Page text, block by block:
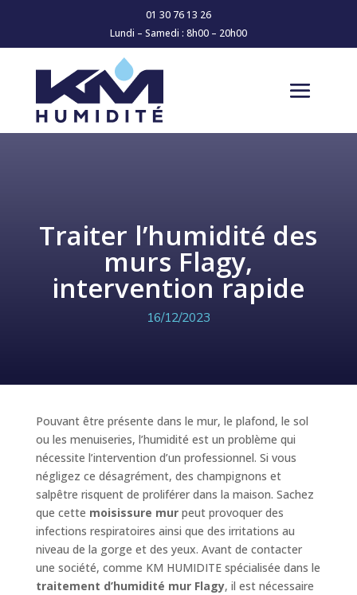
01 30 76 13 26
Lundi – Samedi : 8h00 – 20h00
Traiter l’humidité des
murs Flagy,
intervention rapide
16/12/2023
Pouvant être présente dans le mur, le plafond, le sol
ou les menuiseries, l’humidité est un problème qui
nécessite l’intervention d’un professionnel. Si vous
négligez ce désagrément, des champignons et
salpêtre risquent de proliférer dans la maison. Sachez
que cette moisissure murpeut provoquer des
infections respiratoires ainsi que des irritations au
niveau de la gorge et des yeux. Avant de contacter
une société, comme KM HUMIDITE spécialisée dans le
traitement d’humidité mur Flagy, il est nécessaire